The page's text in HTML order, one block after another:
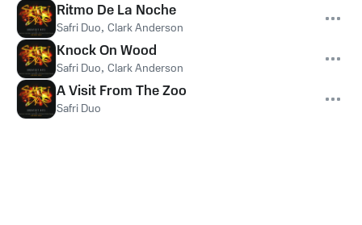
Ritmo De La Noche
Safri Duo, Clark Anderson
Knock On Wood
Safri Duo, Clark Anderson
A Visit From The Zoo
Safri Duo